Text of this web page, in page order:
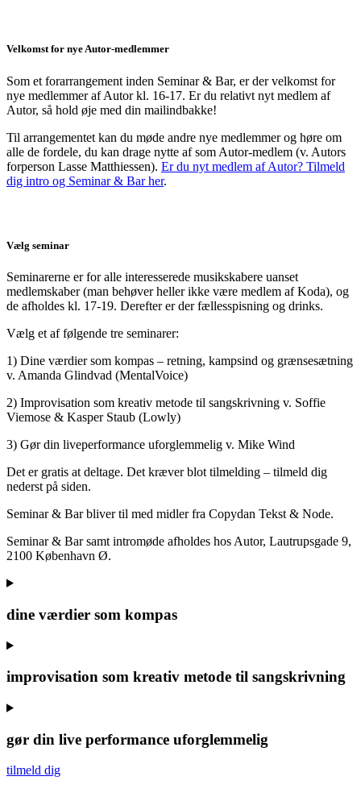
Velkomst for nye Autor-medlemmer
Som et forarrangement inden Seminar & Bar, er der velkomst for
nye medlemmer af Autor kl. 16-17. Er du relativt nyt medlem af
Autor, så hold øje med din mailindbakke!
Til arrangementet kan du møde andre nye medlemmer og høre om
alle de fordele, du kan drage nytte af som Autor-medlem (v. Autors
forperson Lasse Matthiessen). Er du nyt medlem af Autor? Tilmeld
dig intro og Seminar & Bar her.
Vælg seminar
Seminarerne er for alle interesserede musikskabere uanset
medlemskaber (man behøver heller ikke være medlem af Koda), og
de afholdes kl. 17-19. Derefter er der fællesspisning og drinks.
Vælg et af følgende tre seminarer:
1) Dine værdier som kompas – retning, kampsind og grænsesætning
v. Amanda Glindvad (MentalVoice)
2) Improvisation som kreativ metode til sangskrivning v. Soffie
Viemose & Kasper Staub (Lowly)
3) Gør din liveperformance uforglemmelig v. Mike Wind
Det er gratis at deltage. Det kræver blot tilmelding – tilmeld dig
nederst på siden.
Seminar & Bar bliver til med midler fra Copydan Tekst & Node.
Seminar & Bar samt intromøde afholdes hos Autor, Lautrupsgade 9,
2100 København Ø.
dine værdier som kompas
improvisation som kreativ metode til sangskrivning
gør din live performance uforglemmelig
tilmeld dig